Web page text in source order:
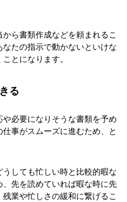
ら書類作成などを頼まれるこ
たの指示で動かないといけな
とになります。
る
必要になりそうな書類を予め
事がスムーズに進むため、と
しても忙しい時と比較的暇な
先を読めていれば暇な時に先
業や忙しさの緩和に繋げるこ